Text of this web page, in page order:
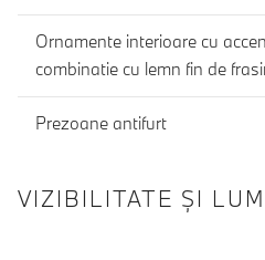
Ornamente interioare cu
combinatie cu lemn fin de
Prezoane antifurt
VIZIBILITATE ȘI